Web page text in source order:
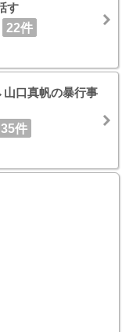
す
22件
口真帆の暴行事
35件